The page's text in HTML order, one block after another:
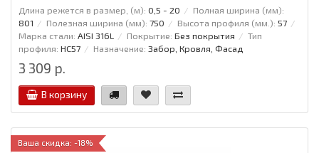
Длина режется в размер, (м): 0,5 - 20
Полная ширина (мм):
801
Полезная ширина (мм): 750 Высота профиля (мм.): 57
Марка стали: AISI 316L Покрытие: Без покрытия
Тип
профиля: НС57 Назначение: Забор, Кровля, Фасад
3 309 р.
В корзину
Ваша скидка: -18%